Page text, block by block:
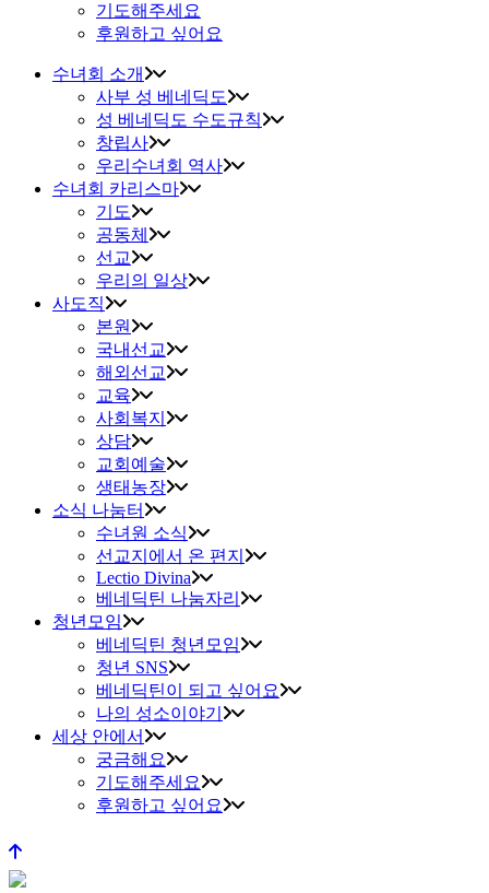
기도해주세요
후원하고 싶어요
수녀회 소개
사부 성 베네딕도
성 베네딕도 수도규칙
창립사
우리수녀회 역사
수녀회 카리스마
기도
공동체
선교
우리의 일상
사도직
본원
국내선교
해외선교
교육
사회복지
상담
교회예술
생태농장
소식 나눔터
수녀원 소식
선교지에서 온 편지
Lectio Divina
베네딕틴 나눔자리
청년모임
베네딕틴 청년모임
청년 SNS
베네딕틴이 되고 싶어요
나의 성소이야기
세상 안에서
궁금해요
기도해주세요
후원하고 싶어요